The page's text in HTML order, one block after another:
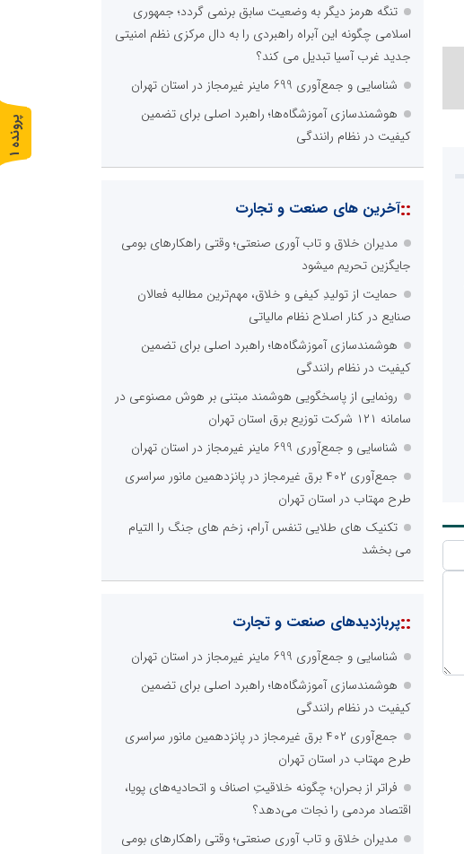
تنگه هرمز دیگر به وضعیت سابق برنمی گردد؛ جمهوری
اسلامی چگونه این آبراه راهبردی را به دال مرکزی نظم امنیتی
جدید غرب آسیا تبدیل می کند؟
شناسایی و جمع‌آوری 699 ماینر غیرمجاز در استان تهران
هوشمندسازی آموزشگاه‌ها؛ راهبرد اصلی برای تضمین
کیفیت در نظام رانندگی
::آخرین های صنعت و تجارت
مدیران خلاق و تاب آوری صنعتی؛ وقتی راهکارهای بومی
جایگزین تحریم میشود
حمایت از تولیدِ کیفی و خلاق، مهم‌ترین مطالبه فعالان
صنایع در کنار اصلاح نظام مالیاتی
هوشمندسازی آموزشگاه‌ها؛ راهبرد اصلی برای تضمین
کیفیت در نظام رانندگی
رونمایی از پاسخگویی هوشمند مبتنی بر هوش مصنوعی در
سامانه ۱۲۱ شرکت توزیع برق استان تهران
شناسایی و جمع‌آوری 699 ماینر غیرمجاز در استان تهران
جمع‌آوری ۴۰۲ برق غیرمجاز در پانزدهمین مانور سراسری
طرح مهتاب در استان تهران
تکنیک های طلایی تنفس آرام، زخم های جنگ را التیام
می بخشد
::پربازدیدهای صنعت و تجارت
شناسایی و جمع‌آوری 699 ماینر غیرمجاز در استان تهران
هوشمندسازی آموزشگاه‌ها؛ راهبرد اصلی برای تضمین
کیفیت در نظام رانندگی
جمع‌آوری ۴۰۲ برق غیرمجاز در پانزدهمین مانور سراسری
طرح مهتاب در استان تهران
فراتر از بحران؛ چگونه خلاقیتِ اصناف و اتحادیه‌های پویا،
اقتصاد مردمی را نجات می‌دهد؟
مدیران خلاق و تاب آوری صنعتی؛ وقتی راهکارهای بومی
پ
ر
و
ن
د
ه
1